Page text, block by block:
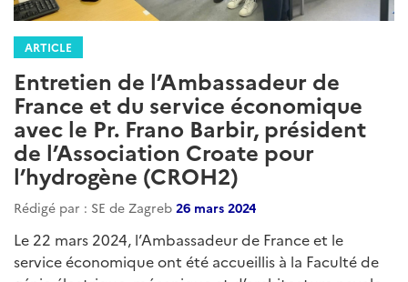
ARTICLE
Entretien de l’Ambassadeur de
France et du service économique
avec le Pr. Frano Barbir, président
de l’Association Croate pour
l’hydrogène (CROH2)
Rédigé par : SE de Zagreb 26 mars 2024
Le 22 mars 2024, l’Ambassadeur de France et le
service économique ont été accueillis à la Faculté de